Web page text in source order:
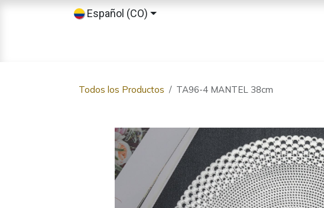
Español (CO)
Todos los Productos TA96-4 MANTEL 38cm